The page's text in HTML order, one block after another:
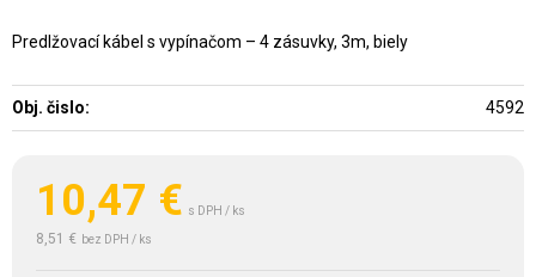
10,47 € s DPH / ks
8,51 € bez DPH / ks
Predlžovací kábel s vypínačom – 4 zásuvky, 3m, biely
Obj. čislo: 4592